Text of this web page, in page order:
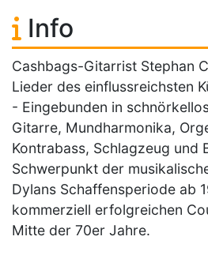
Info
Cashbags-Gitarrist Stephan
Lieder des einflussreichsten
- Eingebunden in
Gitarre, Mundharmonika,
Kontrabass, Schlagzeug und
Schwerpunkt der
Dylans Schaffensperiode ab
kommerziell erfolgreichen
Mitte der 70er Jahre.